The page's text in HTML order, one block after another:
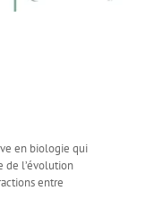
en biologie qui
de l’évolution
entre